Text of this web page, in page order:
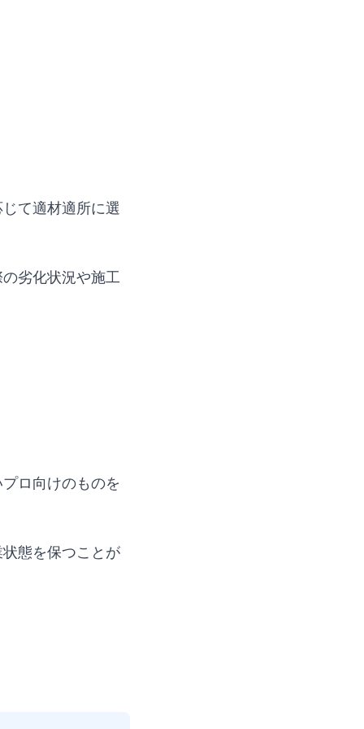
て適材適所に選
劣化状況や施工
ロ向けのものを
態を保つことが